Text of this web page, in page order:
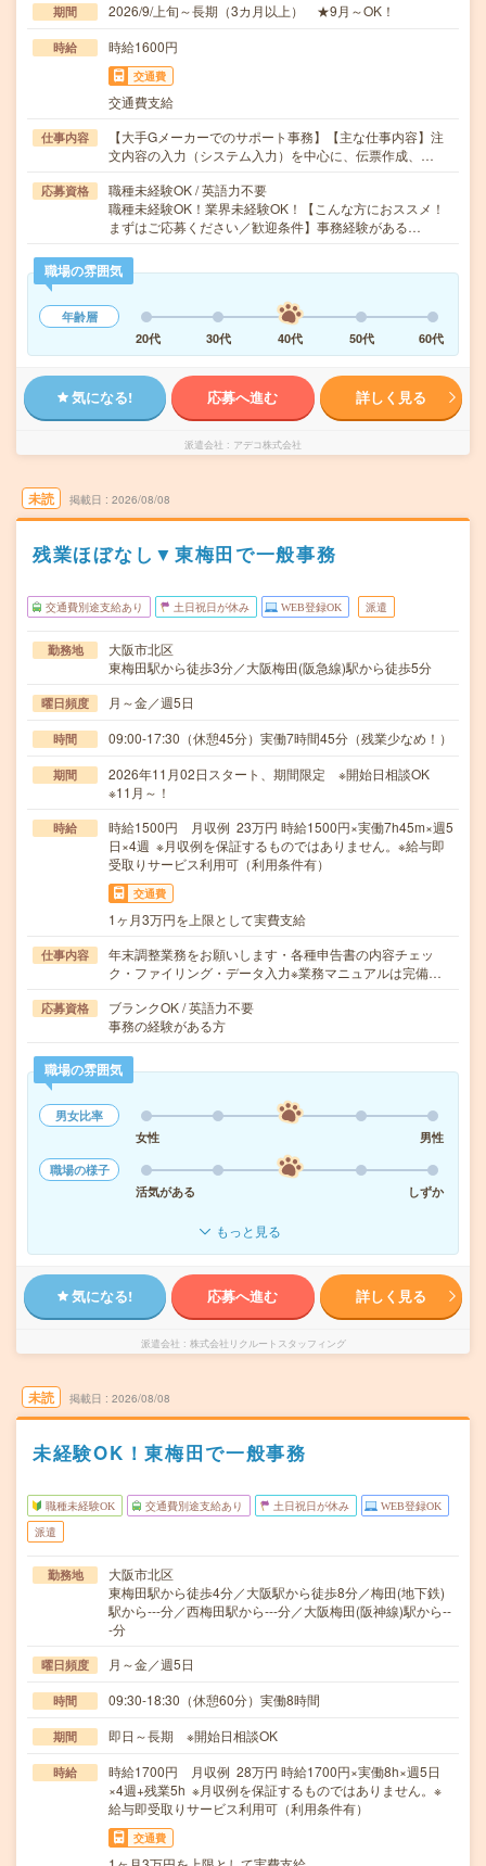
期間 2026/9/上旬～長期（3カ月以上） ★9月～OK！
時給 時給1600円
交通費
交通費支給
仕事内容
【大手Gメーカーでのサポート事務】【主な仕事内容】注
文内容の入力（システム入力）を中心に、伝票作成、…
応募資格
職種未経験OK / 英語力不要
職種未経験OK！業界未経験OK！【こんな方におススメ！
まずはご応募ください／歓迎条件】事務経験がある…
職場の雰囲気
年齢層
20代
30代 40代 50代 60代
気になる! 応募へ進む 詳しく見る
派遣会社 アデコ株式会社
未読 掲載日 2026/08/08
残業ほぼなし▼東梅田で一般事務
交通費別途支給あり 土日祝日が休み WEB登録OK 派遣
勤務地
大阪市北区
東梅田駅から徒歩3分／大阪梅田(阪急線)駅から徒歩5分
曜日頻度 月～金／週5日
時間 09:00-17:30（休憩45分）実働7時間45分（残業少なめ！）
期間
2026年11月02日スタート、期間限定 ※開始日相談OK
※11月～！
時給
時給1500円 月収例 23万円 時給1500円×実働7h45m×週5
日×4週 ※月収例を保証するものではありません。※給与即
受取りサービス利用可（利用条件有）
交通費
1ヶ月3万円を上限として実費支給
仕事内容
年末調整業務をお願いします・各種申告書の内容チェッ
ク・ファイリング・データ入力※業務マニュアルは完備…
応募資格
ブランクOK / 英語力不要
事務の経験がある方
職場の雰囲気
男女比率
女性
男性
職場の様子
活気がある
しずか
もっと見る
気になる! 応募へ進む 詳しく見る
派遣会社 株式会社リクルートスタッフィング
未読 掲載日 2026/08/08
未経験OK！東梅田で一般事務
職種未経験OK 交通費別途支給あり 土日祝日が休み WEB登録OK
派遣
勤務地
大阪市北区
東梅田駅から徒歩4分／大阪駅から徒歩8分／梅田(地下鉄)
駅から---分／西梅田駅から---分／大阪梅田(阪神線)駅から--
-分
曜日頻度 月～金／週5日
時間 09:30-18:30（休憩60分）実働8時間
期間 即日～長期 ※開始日相談OK
時給
時給1700円 月収例 28万円 時給1700円×実働8h×週5日
×4週+残業5h ※月収例を保証するものではありません。※
給与即受取りサービス利用可（利用条件有）
交通費